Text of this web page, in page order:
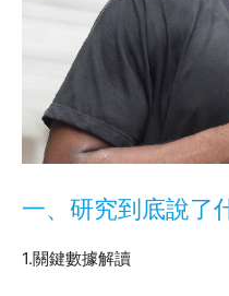
一、研究到底說了
1.關鍵數據解讀